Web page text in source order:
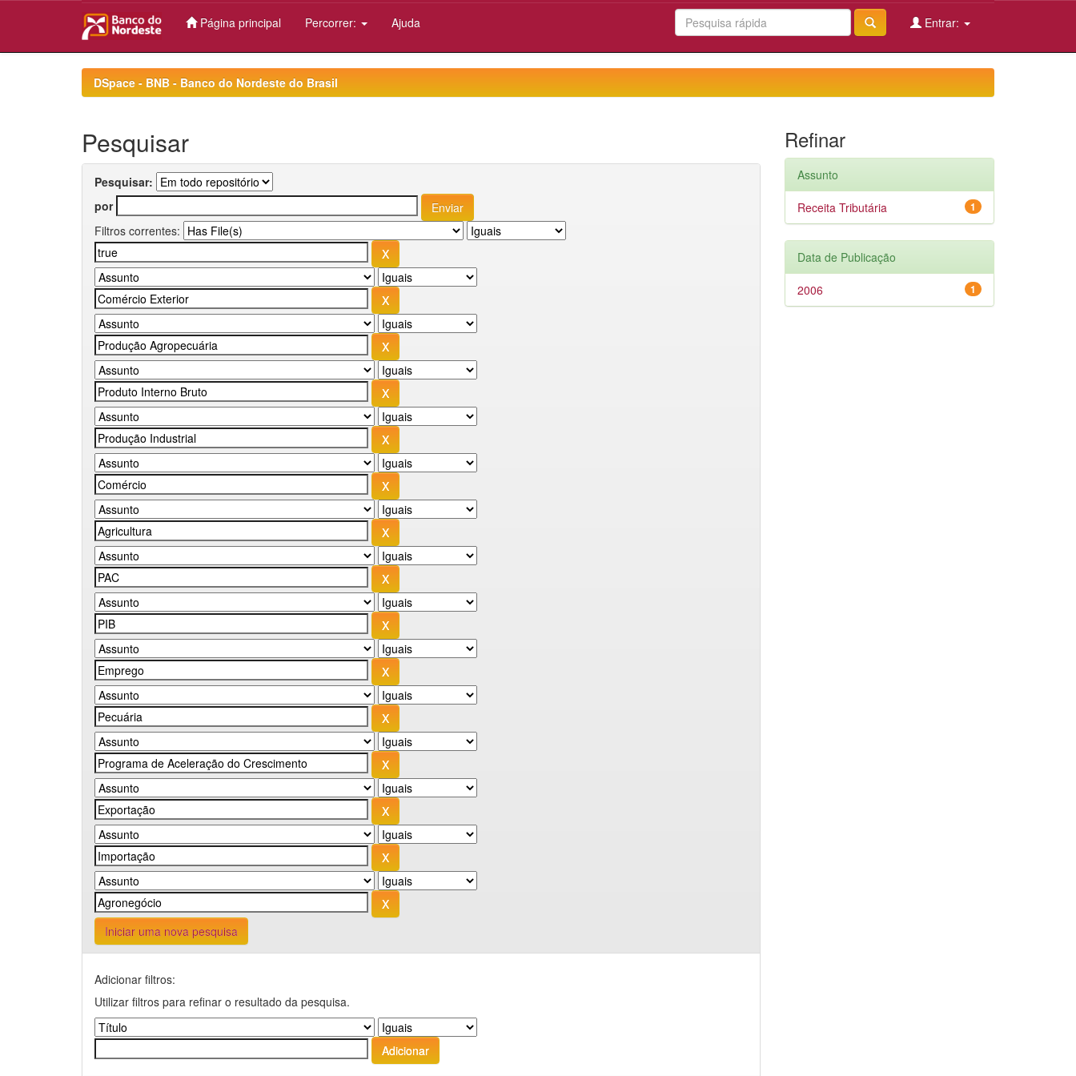
Página principal Percorrer: Ajuda Entrar:
DSpace - BNB - Banco do Nordeste do Brasil
Pesquisar
Pesquisar:
por
Filtros correntes:
Iniciar uma nova pesquisa
Adicionar filtros:
Utilizar filtros para refinar o resultado da pesquisa.
Refinar
Assunto
1
Receita Tributária
Data de Publicação
1
2006